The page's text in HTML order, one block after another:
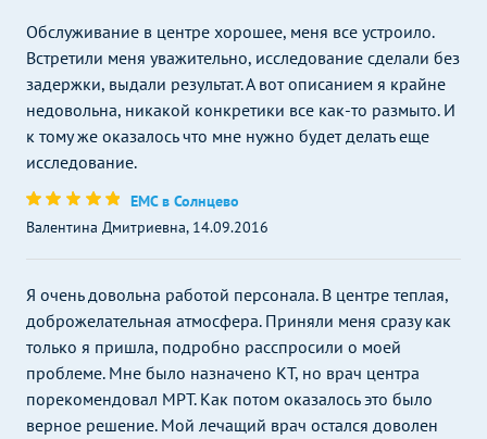
Обслуживание в центре хорошее, меня все устроило.
Встретили меня уважительно, исследование сделали без
задержки, выдали результат. А вот описанием я крайне
недовольна, никакой конкретики все как-то размыто. И
к тому же оказалось что мне нужно будет делать еще
исследование.
ЕМС в Солнцево
Валентина Дмитриевна, 14.09.2016
Я очень довольна работой персонала. В центре теплая,
доброжелательная атмосфера. Приняли меня сразу как
только я пришла, подробно расспросили о моей
проблеме. Мне было назначено КТ, но врач центра
порекомендовал МРТ. Как потом оказалось это было
верное решение. Мой лечащий врач остался доволен